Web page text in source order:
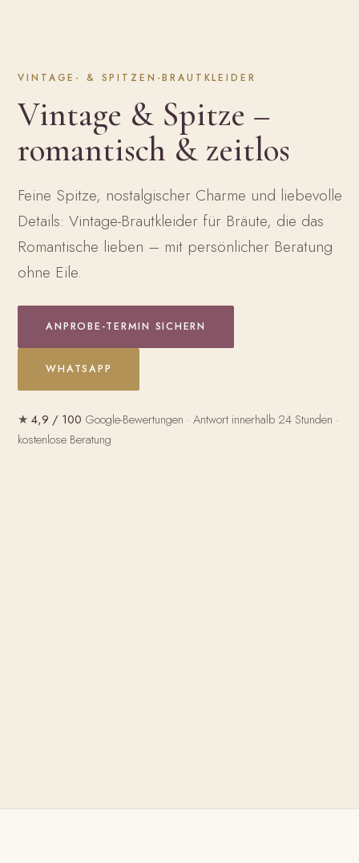
VINTAGE- & SPITZEN-BRAUTKLEIDER
Vintage & Spitze –
romantisch & zeitlos
Feine Spitze, nostalgischer Charme und liebevolle
Details: Vintage-Brautkleider für Bräute, die das
Romantische lieben – mit persönlicher Beratung
ohne Eile.
ANPROBE-TERMIN SICHERN
WHATSAPP
★4,9 / 100 Google-Bewertungen · Antwort innerhalb 24 Stunden ·
kostenlose Beratung